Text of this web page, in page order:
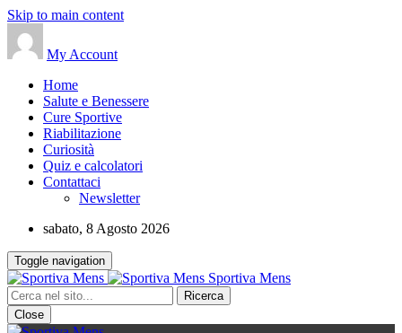
Skip to main content
My Account
Home
Salute e Benessere
Cure Sportive
Riabilitazione
Curiosità
Quiz e calcolatori
Contattaci
Newsletter
sabato, 8 Agosto 2026
Toggle navigation
Sportiva Mens
Close